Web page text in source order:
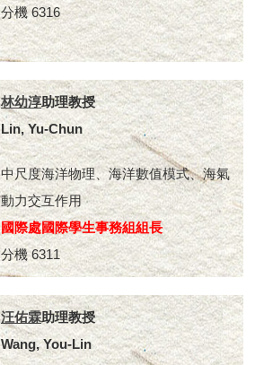
分機 6316
林幼淳助理教授
Lin, Yu-Chun
中尺度海洋物理、海洋數值模式、海氣
動力交互作用
國際處國際學生事務組組長
分機 6311
汪佑霖助理教授
Wang, You-Lin